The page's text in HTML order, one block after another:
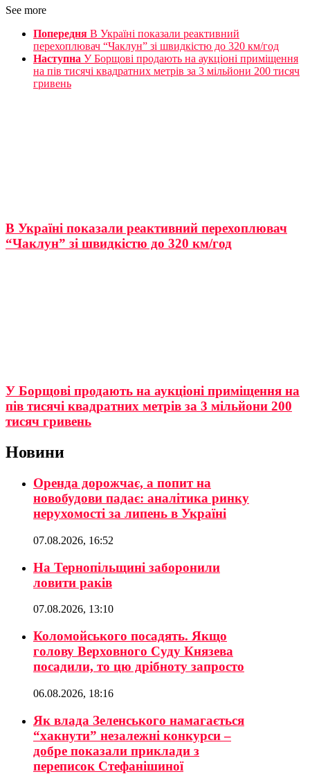
See more
Попередня В Україні показали реактивний
перехоплювач “Чаклун” зі швидкістю до 320 км/год
Наступна У Борщові продають на аукціоні приміщення
на пів тисячі квадратних метрів за 3 мільйони 200 тисяч
гривень
В Україні показали реактивний перехоплювач
“Чаклун” зі швидкістю до 320 км/год
У Борщові продають на аукціоні приміщення на
пів тисячі квадратних метрів за 3 мільйони 200
тисяч гривень
Новини
Оренда дорожчає, а попит на
новобудови падає: аналітика ринку
нерухомості за липень в Україні
07.08.2026, 16:52
На Тернопільщині заборонили
ловити раків
07.08.2026, 13:10
Коломойського посадять. Якщо
голову Верховного Суду Князева
посадили, то цю дрібноту запросто
06.08.2026, 18:16
Як влада Зеленського намагається
“хакнути” незалежні конкурси –
добре показали приклади з
переписок Стефанішиної